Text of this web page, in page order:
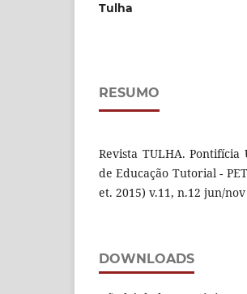
Tulha
RESUMO
Revista TULHA.
de Educação Tutorial -
et. 2015) v.11, n.12 jun/nov
DOWNLOADS